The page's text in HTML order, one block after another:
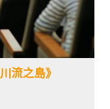
流之島》